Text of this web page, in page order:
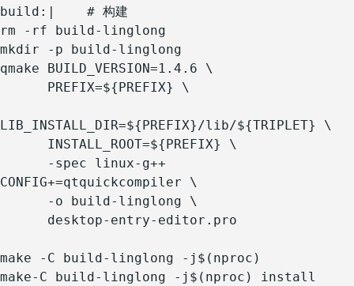
build:|    # 构建
rm -rf build-linglong
mkdir -p build-linglong
qmake BUILD_VERSION=1.4.6 \
LIB_INSTALL_DIR=${PREFIX}/lib/${TRIPLET} \
CONFIG+=qtquickcompiler \
make -C build-linglong -j$(nproc)
make-C build-linglong -j$(nproc) install